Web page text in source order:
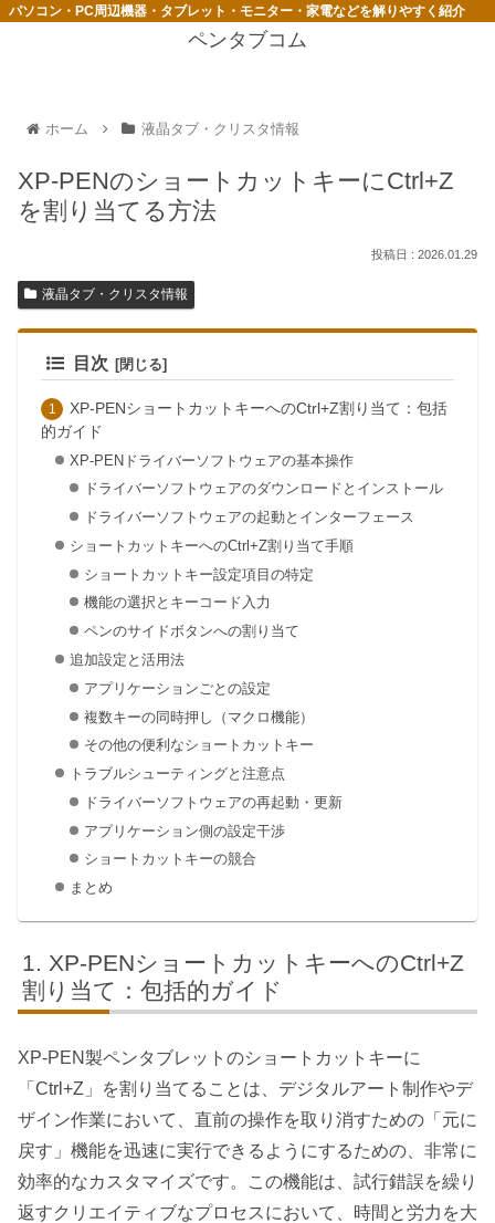
パソコン・PC周辺機器・タブレット・モニター・家電などを解りやすく紹介
ペンタブコム
ホーム 液晶タブ・クリスタ情報
XP-PENのショートカットキーにCtrl+Z
を割り当てる方法
2026.01.29
液晶タブ・クリスタ情報
目次
XP-PENショートカットキーへのCtrl+Z割り当て：包括
的ガイド
XP-PENドライバーソフトウェアの基本操作
ドライバーソフトウェアのダウンロードとインストール
ドライバーソフトウェアの起動とインターフェース
ショートカットキーへのCtrl+Z割り当て手順
ショートカットキー設定項目の特定
機能の選択とキーコード入力
ペンのサイドボタンへの割り当て
追加設定と活用法
アプリケーションごとの設定
複数キーの同時押し（マクロ機能）
その他の便利なショートカットキー
トラブルシューティングと注意点
ドライバーソフトウェアの再起動・更新
アプリケーション側の設定干渉
ショートカットキーの競合
まとめ
XP-PENショートカットキーへのCtrl+Z
割り当て：包括的ガイド
XP-PEN製ペンタブレットのショートカットキーに
「Ctrl+Z」を割り当てることは、デジタルアート制作やデ
ザイン作業において、直前の操作を取り消すための「元に
戻す」機能を迅速に実行できるようにするための、非常に
効率的なカスタマイズです。この機能は、試行錯誤を繰り
返すクリエイティブなプロセスにおいて、時間と労力を大